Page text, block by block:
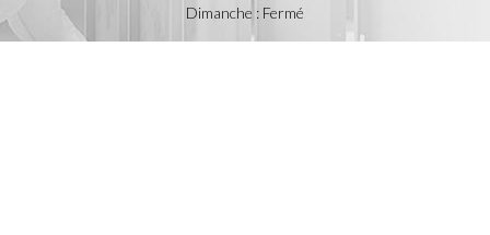
Dimanche : Fermé